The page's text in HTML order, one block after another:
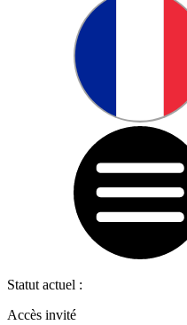
Statut actuel :
Accès invité